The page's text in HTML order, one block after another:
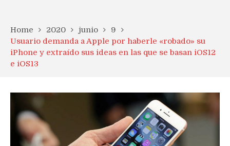
Home 2020 junio
9
Usuario demanda a Apple por haberle «robado» su
iPhone y extraído sus ideas en las que se basan iOS12
e iOS13